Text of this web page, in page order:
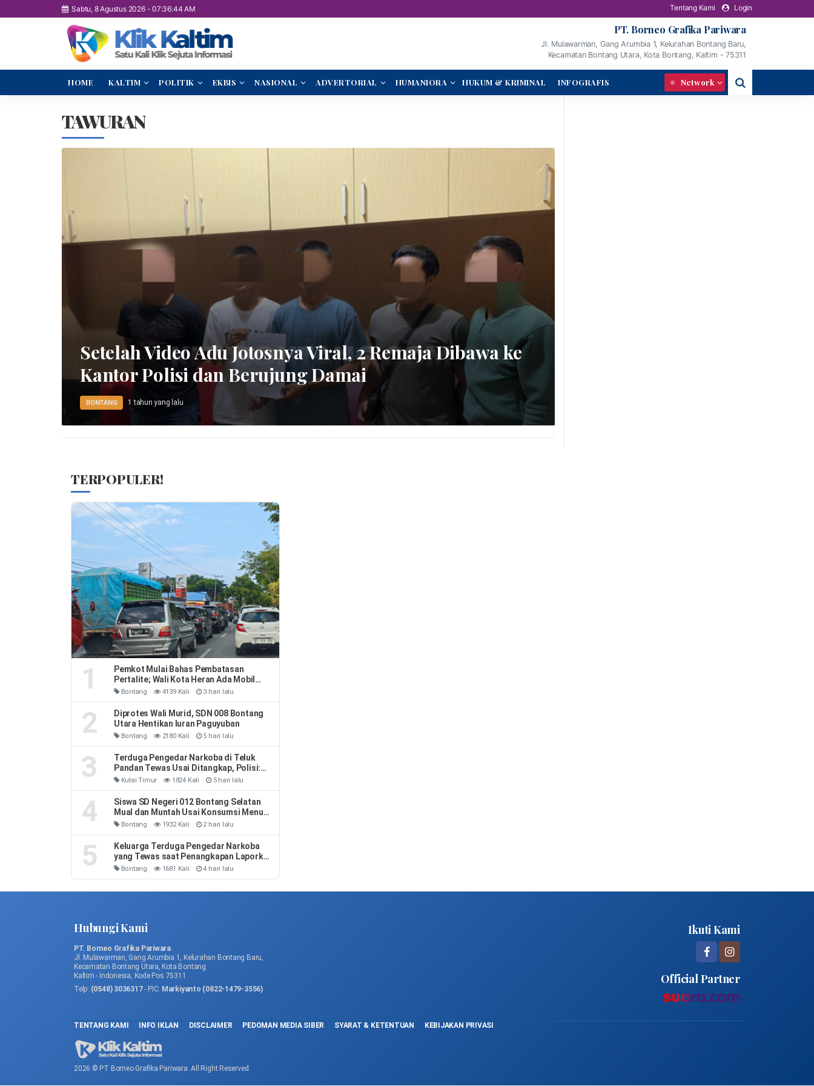
Sabtu, 8 Agustus 2026-07:36:45 AM Tentang Kami Login
PT. Borneo Grafika Pariwara
Jl. Mulawarman, Gang Arumbia 1, Kelurahan Bontang Baru,
Kecamatan Bontang Utara, Kota Bontang, Kaltim - 75311
HOME KALTIM POLITIK EKBIS NASIONAL ADVERTORIAL HUMANIORA HUKUM & KRIMINAL INFOGRAFIS Network
TAWURAN
Setelah Video Adu Jotosnya Viral, 2 Remaja Dibawa ke
Kantor Polisi dan Berujung Damai
BONTANG 1 tahun yang lalu
TERPOPULER!
1
Pemkot Mulai Bahas Pembatasan
Pertalite; Wali Kota Heran Ada Mobil
Habiskan 40 Liter Sehari
Bontang 4139 Kali 3 hari lalu
2
Diprotes Wali Murid, SDN 008 Bontang
Utara Hentikan Iuran Paguyuban
Bontang 2180 Kali 5 hari lalu
3
Terduga Pengedar Narkoba di Teluk
Pandan Tewas Usai Ditangkap, Polisi:
Sempat Melawan dan Mengeluh Sesak
Napas
Kutai Timur 1824 Kali 5 hari lalu
4
Siswa SD Negeri 012 Bontang Selatan
Mual dan Muntah Usai Konsumsi Menu
MBG
Bontang 1932 Kali 2 hari lalu
5
Keluarga Terduga Pengedar Narkoba
yang Tewas saat Penangkapan Laporkan
3 Polisi: Leher Kakak Saya Dipiting
Bontang 1681 Kali 4 hari lalu
Hubungi Kami
PT. Borneo Grafika Pariwara
Jl. Mulawarman, Gang Arumbia 1, Kelurahan Bontang Baru,
Kecamatan Bontang Utara, Kota Bontang
Kaltim - Indonesia, Kode Pos 75311
Telp: (0548) 3036317- PIC: Markiyanto (0822-1479-3556)
Ikuti Kami
Official Partner
TENTANG KAMI INFO IKLAN DISCLAIMER PEDOMAN MEDIA SIBER SYARAT & KETENTUAN KEBIJAKAN PRIVASI
2026 © PT Borneo Grafika Pariwara. All Right Reserved.